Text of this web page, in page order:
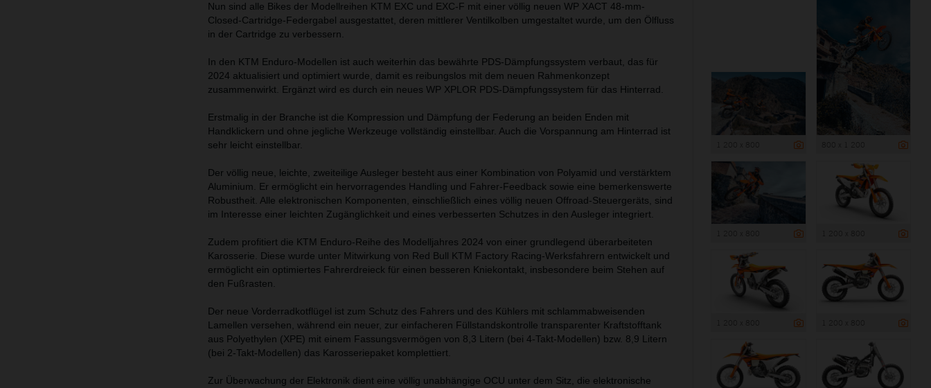
Nun sind alle Bikes der Modellreihen KTM EXC und EXC-F mit einer völlig neuen WP XACT 48-mm-
Closed-Cartridge-Federgabel ausgestattet, deren mittlerer Ventilkolben umgestaltet wurde, um den Ölfluss
in der Cartridge zu verbessern.
In den KTM Enduro-Modellen ist auch weiterhin das bewährte PDS-Dämpfungssystem verbaut, das für
2024 aktualisiert und optimiert wurde, damit es reibungslos mit dem neuen Rahmenkonzept
zusammenwirkt. Ergänzt wird es durch ein neues WP XPLOR PDS-Dämpfungssystem für das Hinterrad.
Erstmalig in der Branche ist die Kompression und Dämpfung der Federung an beiden Enden mit
Handklickern und ohne jegliche Werkzeuge vollständig einstellbar. Auch die Vorspannung am Hinterrad ist
sehr leicht einstellbar.
Der völlig neue, leichte, zweiteilige Ausleger besteht aus einer Kombination von Polyamid und verstärktem
Aluminium. Er ermöglicht ein hervorragendes Handling und Fahrer-Feedback sowie eine bemerkenswerte
Robustheit. Alle elektronischen Komponenten, einschließlich eines völlig neuen Offroad-Steuergeräts, sind
im Interesse einer leichten Zugänglichkeit und eines verbesserten Schutzes in den Ausleger integriert.
Zudem profitiert die KTM Enduro-Reihe des Modelljahres 2024 von einer grundlegend überarbeiteten
Karosserie. Diese wurde unter Mitwirkung von Red Bull KTM Factory Racing-Werksfahrern entwickelt und
ermöglicht ein optimiertes Fahrerdreieck für einen besseren Kniekontakt, insbesondere beim Stehen auf
den Fußrasten.
Der neue Vorderradkotflügel ist zum Schutz des Fahrers und des Kühlers mit schlammabweisenden
Lamellen versehen, während ein neuer, zur einfacheren Füllstandskontrolle transparenter Kraftstofftank
aus Polyethylen (XPE) mit einem Fassungsvermögen von 8,3 Litern (bei 4-Takt-Modellen) bzw. 8,9 Litern
(bei 2-Takt-Modellen) das Karosseriepaket komplettiert.
Zur Überwachung der Elektronik dient eine völlig unabhängige OCU unter dem Sitz, die elektronische